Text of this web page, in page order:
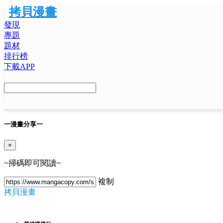
拷貝漫畫
發現
專題
題材
排行榜
下載APP
一漫畫分享一
×
~掃碼即可閱讀~
複制
拷貝漫畫